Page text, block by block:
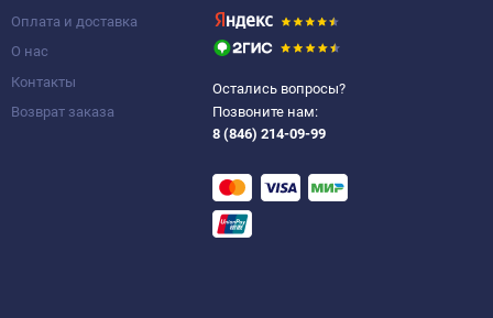
Оплата и доставка
О нас
Контакты
Возврат заказа
Остались вопросы?
Позвоните нам:
8 (846) 214-09-99